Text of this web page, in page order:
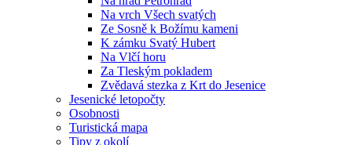
Na vrch Všech svatých
Ze Sosně k Božímu kameni
K zámku Svatý Hubert
Na Vlčí horu
Za Tleským pokladem
Zvědavá stezka z Krt do Jesenice
Jesenické letopočty
Osobnosti
Turistická mapa
Tipy z okolí